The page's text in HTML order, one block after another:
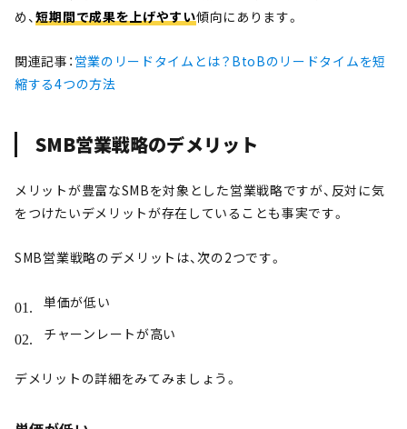
め、短期間で成果を上げやすい傾向にあります。
関連記事：営業のリードタイムとは？BtoBのリードタイムを短
縮する4つの方法
SMB営業戦略のデメリット
メリットが豊富なSMBを対象とした営業戦略ですが、反対に気
をつけたいデメリットが存在していることも事実です。
SMB営業戦略のデメリットは、次の2つです。
単価が低い
チャーンレートが高い
デメリットの詳細をみてみましょう。